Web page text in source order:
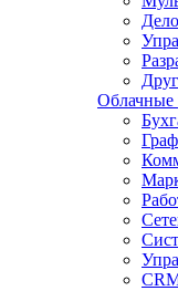
Облачные